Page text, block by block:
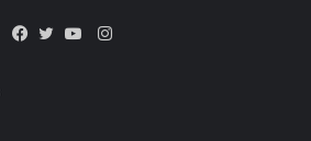
Instagram